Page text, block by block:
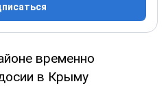
временно
в Крыму